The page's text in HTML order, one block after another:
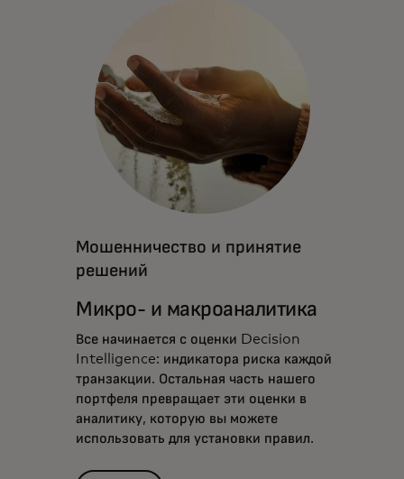
Мошенничество и принятие
решений
Микро- и макроаналитика
Все начинается с оценки Decision
Intelligence: индикатора риска каждой
транзакции. Остальная часть нашего
портфеля превращает эти оценки в
аналитику, которую вы можете
использовать для установки правил.